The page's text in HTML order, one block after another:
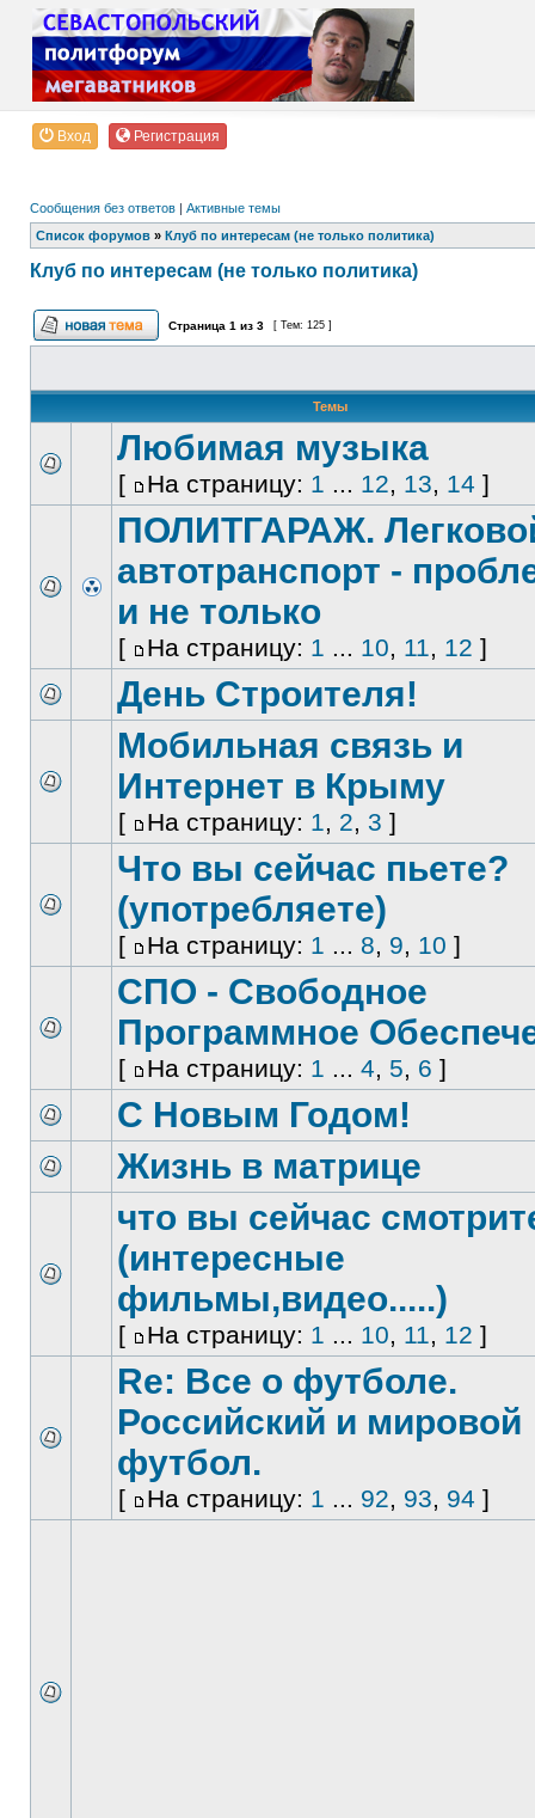
Вход Регистрация
Сообщения без ответов | Активные темы
Список форумов » Клуб по интересам (не только политика)
Клуб по интересам (не только политика)
Страница 1 из 3 [ Тем: 125 ]
Темы
Любимая музыка
[ На страницу: 1 ... 12, 13, 14 ]
ПОЛИТГАРАЖ.
автотранспорт -
и не только
[ На страницу: 1 ... 10, 11, 12 ]
День Строителя!
Мобильная связь и
Интернет в Крыму
[ На страницу: 1, 2, 3 ]
Что вы сейчас пьете?
(употребляете)
[ На страницу: 1 ... 8, 9, 10 ]
СПО - Свободное
Программное
[ На страницу: 1 ... 4, 5, 6 ]
С Новым Годом!
Жизнь в матрице
что вы сейчас
(интересные
фильмы,видео.....)
[ На страницу: 1 ... 10, 11, 12 ]
Re: Все о футболе.
Российский и мировой
футбол.
[ На страницу: 1 ... 92, 93, 94 ]